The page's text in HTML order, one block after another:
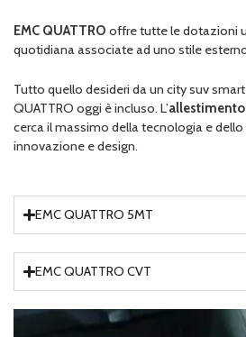
EMC QUATTRO offre tutte le dotazioni
quotidiana associate ad uno stile
Tutto quello desideri da un city suv
QUATTRO oggi è incluso. L’
cerca il massimo della tecnologia e dello
innovazione e design.
EMC QUATTRO 5MT
EMC QUATTRO CVT